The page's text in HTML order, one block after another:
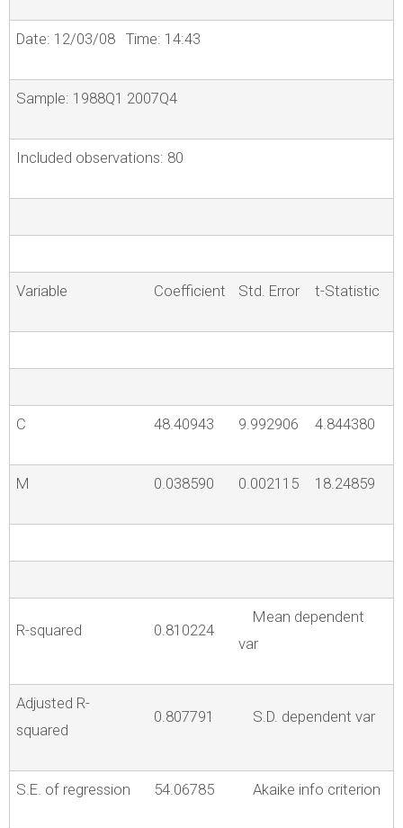
Date: 12/03/08 Time: 14:43
Sample: 1988Q1 2007Q4
Included observations: 80
Variable Coefficient Std. Error t-Statistic
C 48.40943 9.992906 4.844380
M 0.038590 0.002115 18.24859
R-squared 0.810224
Mean dependent
var
Adjusted R-
squared
0.807791 S.D. dependent var
S.E. of regression 54.06785 Akaike info criterion